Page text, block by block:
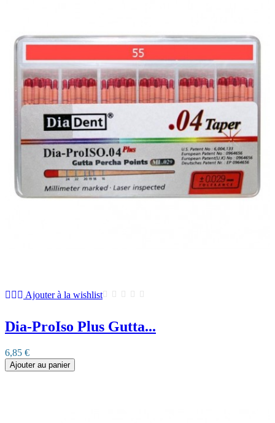
Ajouter à la wishlist
Dia-ProIso Plus Gutta...
6,85 €
Ajouter au panier